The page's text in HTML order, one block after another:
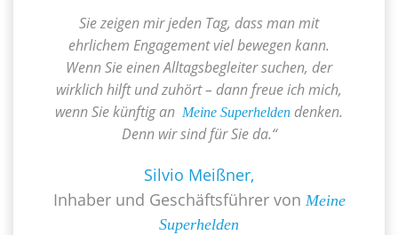
Sie zeigen mir jeden Tag, dass man mit
ehrlichem Engagement viel bewegen kann.
Wenn Sie einen Alltagsbegleiter suchen, der
wirklich hilft und zuhört – dann freue ich mich,
wenn Sie künftig an Meine Superhelden denken.
Denn wir sind für Sie da.“
Silvio Meißner,
Inhaber und Geschäftsführer von Meine
Superhelden